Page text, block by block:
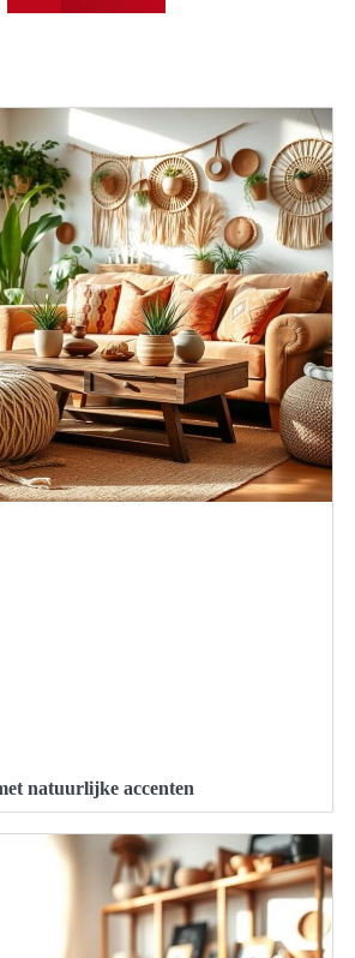
natuurlijke accenten